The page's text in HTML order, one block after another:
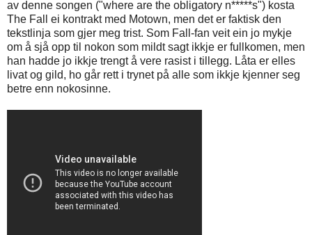
av denne songen ("where are the obligatory n*****s") kosta
The Fall ei kontrakt med Motown, men det er faktisk den
tekstlinja som gjer meg trist. Som Fall-fan veit ein jo mykje
om å sjå opp til nokon som mildt sagt ikkje er fullkomen, men
han hadde jo ikkje trengt å vere rasist i tillegg. Låta er elles
livat og gild, ho går rett i trynet på alle som ikkje kjenner seg
betre enn nokosinne.